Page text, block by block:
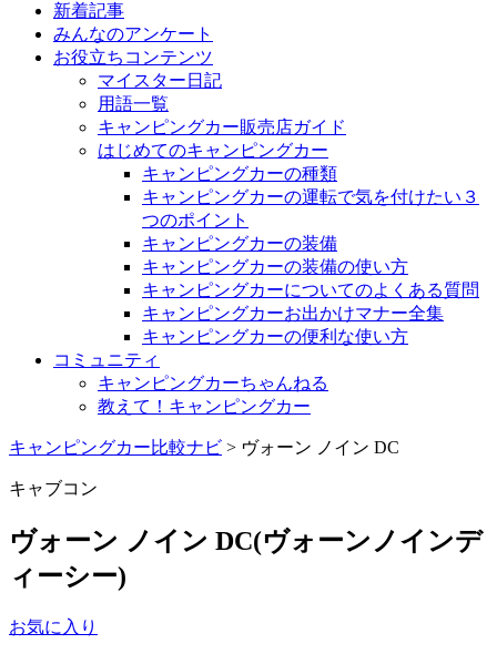
新着記事
みんなのアンケート
お役立ちコンテンツ
マイスター日記
用語一覧
キャンピングカー販売店ガイド
はじめてのキャンピングカー
キャンピングカーの種類
キャンピングカーの運転で気を付けたい３
つのポイント
キャンピングカーの装備
キャンピングカーの装備の使い方
キャンピングカーについてのよくある質問
キャンピングカーお出かけマナー全集
キャンピングカーの便利な使い方
コミュニティ
キャンピングカーちゃんねる
教えて！キャンピングカー
キャンピングカー比較ナビ > ヴォーン ノイン DC
キャブコン
ヴォーン ノイン DC(ヴォーンノインデ
ィーシー)
お気に入り